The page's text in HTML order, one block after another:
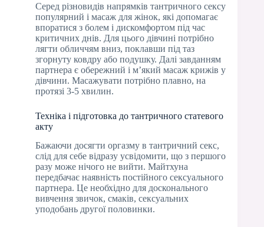
Серед різновидів напрямків тантричного сексу
популярний і масаж для жінок, які допомагає
впоратися з болем і дискомфортом під час
критичних днів. Для цього дівчині потрібно
лягти обличчям вниз, поклавши під таз
згорнуту ковдру або подушку. Далі завданням
партнера є обережний і м’який масаж крижів у
дівчини. Масажувати потрібно плавно, на
протязі 3-5 хвилин.
Техніка і підготовка до тантричного статевого
акту
Бажаючи досягти оргазму в тантричний секс,
слід для себе відразу усвідомити, що з першого
разу може нічого не вийти. Майтхуна
передбачає наявність постійного сексуального
партнера. Це необхідно для досконального
вивчення звичок, смаків, сексуальних
уподобань другої половинки.